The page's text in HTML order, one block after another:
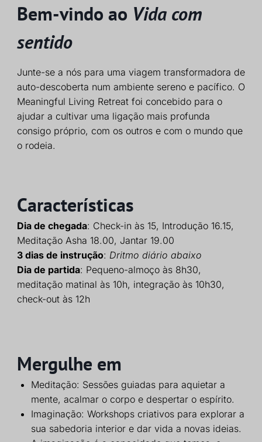
Bem-vindo ao Vida com
sentido
Junte-se a nós para uma viagem transformadora de
auto-descoberta num ambiente sereno e pacífico. O
Meaningful Living Retreat foi concebido para o
ajudar a cultivar uma ligação mais profunda
consigo próprio, com os outros e com o mundo que
o rodeia.
Características
Dia de chegada: Check-in às 15, Introdução 16.15,
Meditação Asha 18.00, Jantar 19.00
3 dias de instrução: Dritmo diário abaixo
Dia de partida: Pequeno-almoço às 8h30,
meditação matinal às 10h, integração às 10h30,
check-out às 12h
Mergulhe em
Meditação: Sessões guiadas para aquietar a
mente, acalmar o corpo e despertar o espírito.
Imaginação: Workshops criativos para explorar a
sua sabedoria interior e dar vida a novas ideias.